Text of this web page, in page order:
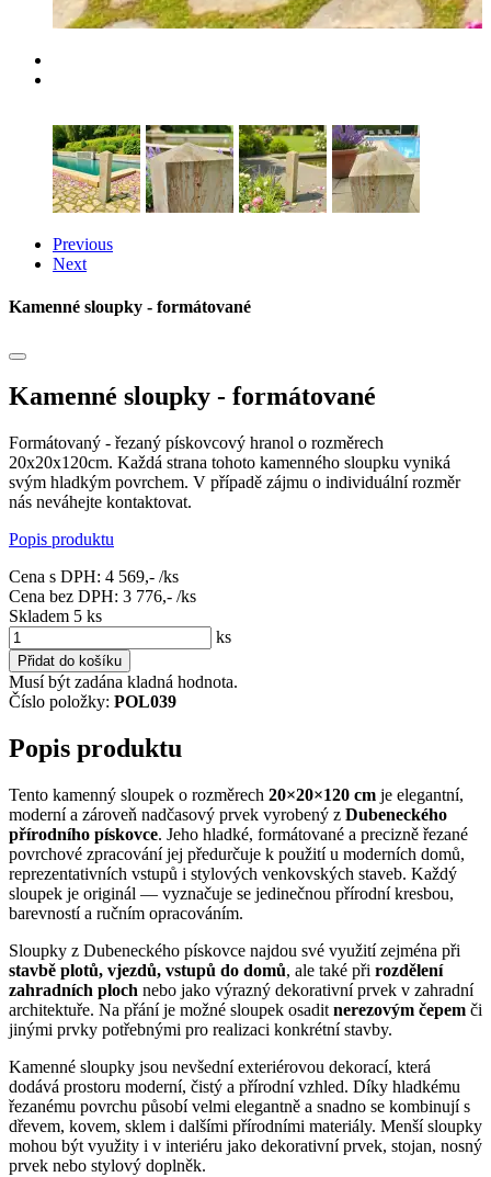
Previous
Next
Kamenné sloupky - formátované
Kamenné sloupky - formátované
Formátovaný - řezaný pískovcový hranol o rozměrech
20x20x120cm. Každá strana tohoto kamenného sloupku vyniká
svým hladkým povrchem. V případě zájmu o individuální rozměr
nás neváhejte kontaktovat.
Popis produktu
Cena s DPH: 4 569,- /ks
Cena bez DPH: 3 776,- /ks
Skladem 5 ks
ks
Přidat do košíku
Musí být zadána kladná hodnota.
Číslo položky: POL039
Popis produktu
Tento kamenný sloupek o rozměrech 20×20×120 cm je elegantní,
moderní a zároveň nadčasový prvek vyrobený z Dubeneckého
přírodního pískovce. Jeho hladké, formátované a precizně řezané
povrchové zpracování jej předurčuje k použití u moderních domů,
reprezentativních vstupů i stylových venkovských staveb. Každý
sloupek je originál — vyznačuje se jedinečnou přírodní kresbou,
barevností a ručním opracováním.
Sloupky z Dubeneckého pískovce najdou své využití zejména při
stavbě plotů, vjezdů, vstupů do domů, ale také při rozdělení
zahradních ploch nebo jako výrazný dekorativní prvek v zahradní
architektuře. Na přání je možné sloupek osadit nerezovým čepem či
jinými prvky potřebnými pro realizaci konkrétní stavby.
Kamenné sloupky jsou nevšední exteriérovou dekorací, která
dodává prostoru moderní, čistý a přírodní vzhled. Díky hladkému
řezanému povrchu působí velmi elegantně a snadno se kombinují s
dřevem, kovem, sklem i dalšími přírodními materiály. Menší sloupky
mohou být využity i v interiéru jako dekorativní prvek, stojan, nosný
prvek nebo stylový doplněk.